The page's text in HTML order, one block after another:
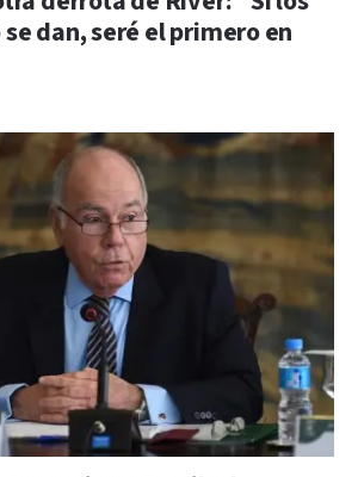
dan, seré el primero en